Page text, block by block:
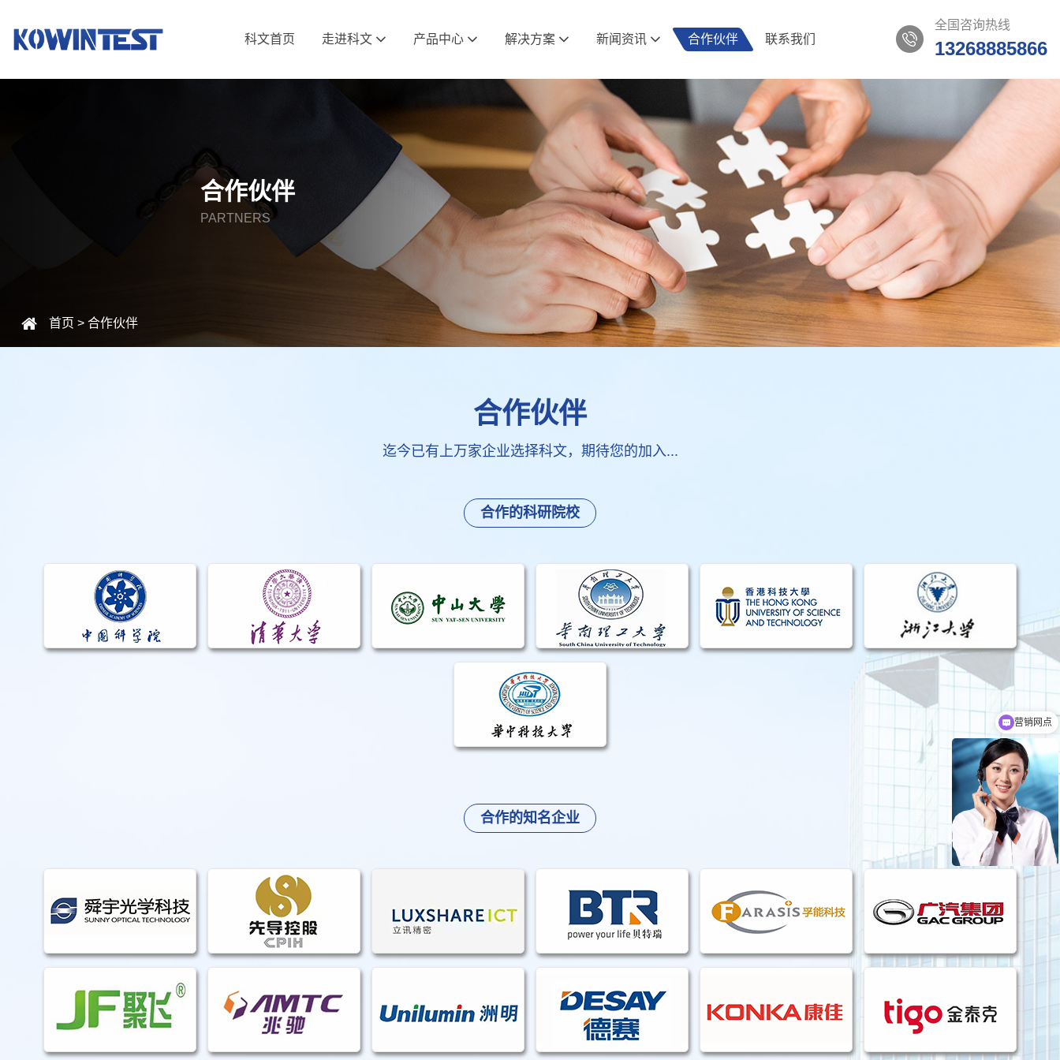
科文首页 走进科文 产品中心 解决方案 新闻资讯 合作伙伴 联系我们
全国咨询热线
13268885866
合作伙伴
PARTNERS
首页 > 合作伙伴
合作伙伴
迄今已有上万家企业选择科文，期待您的加入...
合作的科研院校
合作的知名企业
营销网点
厂家定制